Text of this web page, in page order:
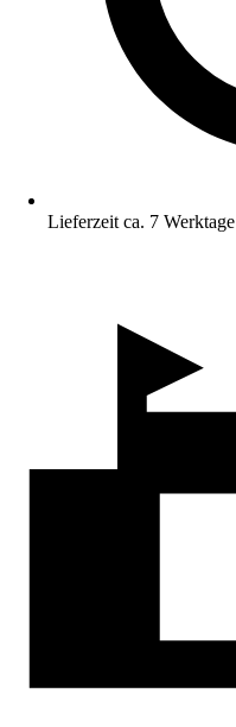
Lieferzeit ca. 7 Werktage